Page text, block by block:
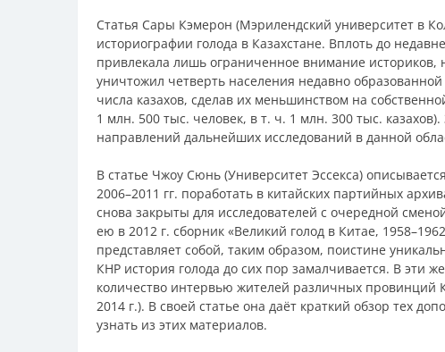
Статья Сары Кэмерон (Мэрилендский университет в
историографии голода в Казахстане. Вплоть до
привлекала лишь ограниченное внимание историков,
уничтожил четверть населения недавно
числа казахов, сделав их меньшинством на
1 млн. 500 тыс. человек, в т. ч. 1 млн. 300 тыс.
направлений дальнейших исследований в данной
В статье Чжоу Сюнь (Университет Эссекса)
2006–2011 гг. поработать в китайских партийных
снова закрыты для исследователей с очередной
ею в 2012 г. сборник «Великий голод в Китае,
представляет собой, таким образом, поистине
КНР история голода до сих пор замалчивается. В эти
количество интервью жителей различных провинций
2014 г.). В своей статье она даёт краткий обзор тех
узнать из этих материалов.